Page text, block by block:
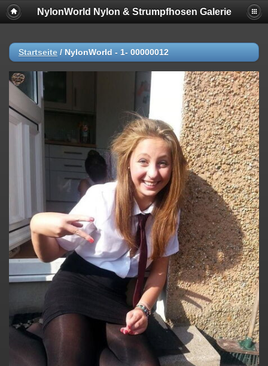
NylonWorld Nylon & Strumpfhosen Galerie
Startseite / NylonWorld - 1- 00000012